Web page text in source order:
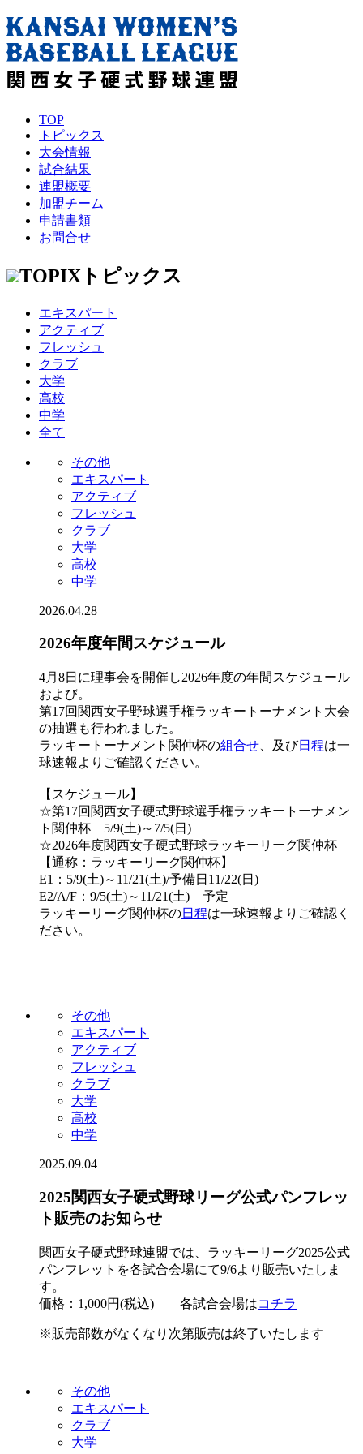
TOP
トピックス
大会情報
試合結果
連盟概要
加盟チーム
申請書類
お問合せ
TOPIX トピックス
エキスパート
アクティブ
フレッシュ
クラブ
大学
高校
中学
全て
その他
エキスパート
アクティブ
フレッシュ
クラブ
大学
高校
中学
2026.04.28
2026年度年間スケジュール
4月8日に理事会を開催し2026年度の年間スケジュール
および。
第17回関西女子野球選手権ラッキートーナメント大会
の抽選も行われました。
ラッキートーナメント関仲杯の組合せ 、及び日程は一
球速報よりご確認ください。
【スケジュール】
☆第17回関西女子硬式野球選手権ラッキートーナメン
ト関仲杯 5/9(土)～7/5(日)
☆2026年度関西女子硬式野球ラッキーリーグ関仲杯
【通称：ラッキーリーグ関仲杯】
E1：5/9(土)～11/21(土)/予備日11/22(日)
E2/A/F：9/5(土)～11/21(土) 予定
ラッキーリーグ関仲杯の日程は一球速報よりご確認く
ださい。
その他
エキスパート
アクティブ
フレッシュ
クラブ
大学
高校
中学
2025.09.04
2025関西女子硬式野球リーグ公式パンフレッ
ト販売のお知らせ
関西女子硬式野球連盟では、ラッキーリーグ2025公式
パンフレットを各試合会場にて9/6より販売いたしま
す。
価格：1,000円(税込) 各試合会場はコチラ
※販売部数がなくなり次第販売は終了いたします
その他
エキスパート
クラブ
大学